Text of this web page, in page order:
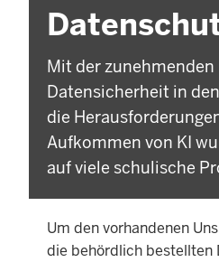
Mit der
Datensicherheit in
die
Aufkommen von KI
auf viele schulische
Um den vorhandenen
die behördlich bestellten